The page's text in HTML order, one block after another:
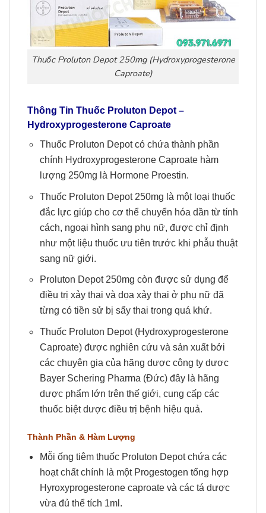
Thuốc Proluton Depot 250mg (Hydroxyprogesterone
Caproate)
Thông Tin Thuốc Proluton Depot –
Hydroxyprogesterone Caproate
Thuốc Proluton Depot có chứa thành phần
chính Hydroxyprogesterone Caproate hàm
lượng 250mg là Hormone Proestin.
Thuốc Proluton Depot 250mg là một loại thuốc
đắc lực giúp cho cơ thể chuyển hóa dần từ tính
cách, ngoại hình sang phụ nữ, được chỉ định
như một liệu thuốc ưu tiên trước khi phẫu thuật
sang nữ giới.
Proluton Depot 250mg còn được sử dụng để
điều trị xảy thai và dọa xảy thai ở phụ nữ đã
từng có tiền sử bị sẩy thai trong quá khứ.
Thuốc Proluton Depot (Hydroxyprogesterone
Caproate) được nghiên cứu và sản xuất bởi
các chuyên gia của hãng dược công ty dược
Bayer Schering Pharma (Đức) đây là hãng
dược phẩm lớn trên thế giới, cung cấp các
thuốc biệt dược điều trị bệnh hiệu quả.
Thành Phần & Hàm Lượng
Mỗi ống tiêm thuốc Proluton Depot chứa các
hoạt chất chính là một Progestogen tổng hợp
Hyroxyprogesterone caproate và các tá dược
vừa đủ thể tích 1ml.